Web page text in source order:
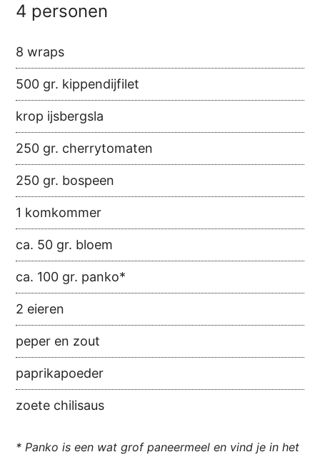
4 personen
8 wraps
500 gr. kippendijfilet
krop ijsbergsla
250 gr. cherrytomaten
250 gr. bospeen
1 komkommer
ca. 50 gr. bloem
ca. 100 gr. panko*
2 eieren
peper en zout
paprikapoeder
zoete chilisaus
* Panko is een wat grof paneermeel en vind je in het